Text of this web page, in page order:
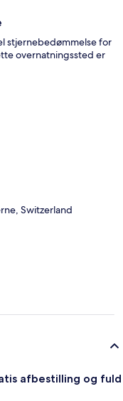
stjernebedømmelse for
overnatningssted er
Switzerland
afbestilling og fuld